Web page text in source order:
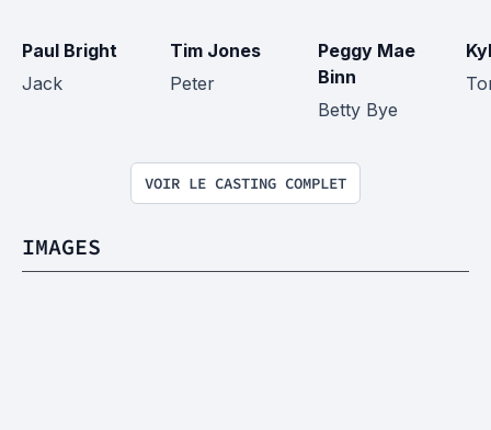
Paul Bright
Jack
Tim Jones
Peter
Peggy Mae
Binn
Betty Bye
VOIR LE CASTING COMPLET
IMAGES